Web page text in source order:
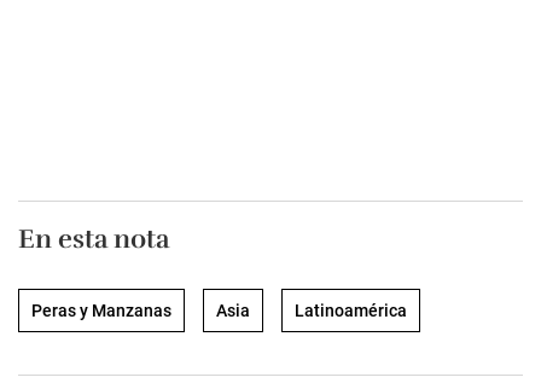
En esta nota
Peras y Manzanas Asia Latinoamérica